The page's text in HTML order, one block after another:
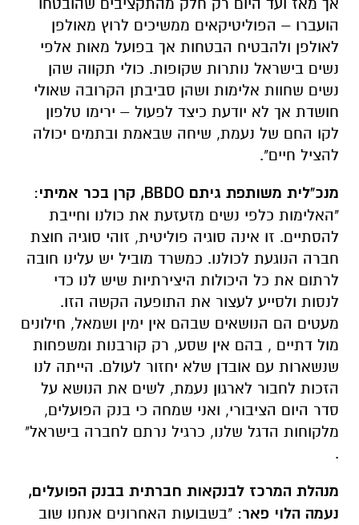
אך מאז ועד היום רק חלק מהתקציבים שהובטחו
הועברו – הפוליטיקאים ממשיכים לרוץ מאולפן
לאולפן ולהבטיח הבטחות אך בפועל מאות אלפי
נשים בישראל נותרות שקופות. כולי תקווה שהן
נשים שחוות אלימות ושהן סביבתן הקרובה שאולי
חושדת אך לא יודעת כיצד לפעול – ירימו טלפון
לקו החם של נעמת, שיחה שבאמת ובתמים יכולה
להציל חיים".
מנכ"לית משותפת גיתם BBDO, קרן בכר אמיתי
:
"האלימות כלפי נשים מזעזעת את כולנו וחייבת
להסתיים. זו אינה סוגיה פוליטית, זוהי סוגיה חוצת
חברה הנוגעת לכולנו. כמשרד מוביל יש עלינו חובה
לרתום את כל היכולות היצירתיות שיש לנו כדי
לנסות ולסייע לעצור את התופעה הקשה הזו.
מעטים הם הנושאים שבהם אין ימין ושמאל, חילונים
מול דתיים , בהם אין שסע, רק קורבנות ומשפחות
שנשארות עם אובדן שלא יחזור לעולם. הייתה לנו
הזכות לחבור לארגון נעמת, לשים את הנושא על
סדר היום הציבורי, ואני שמחה כי בנק הפועלים,
מלקוחות הדגל שלנו, כרגיל נרתם לחברה בישראל"
.
מנהלת המרכז לבנקאות חברתית בבנק הפועלים,
נעמה הלוי פאר: "בשבועות האחרונים אנחנו שוב